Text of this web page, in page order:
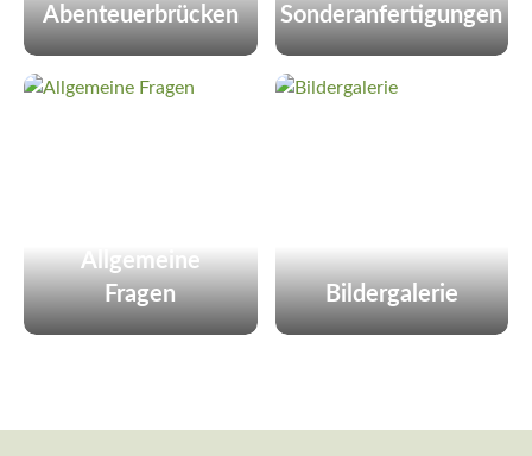
Abenteuerbrücken Sonderanfertigungen
Allgemeine
Fragen
Bildergalerie